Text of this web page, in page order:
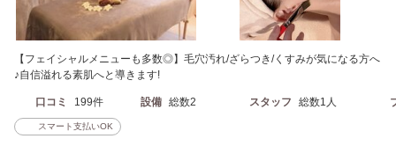
【フェイシャルメニューも多数◎】毛穴汚れ/ざらつき/くすみが気になる方へ
♪自信溢れる素肌へと導きます!
口コミ 199件 設備 総数2 スタッフ 総数1人
スマート支払いOK